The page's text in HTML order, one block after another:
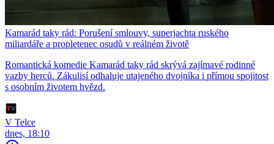
Kamarád taky rád: Porušení smlouvy, superjachta ruského
miliardáře a propletenec osudů v reálném životě
Romantická komedie Kamarád taky rád skrývá zajímavé rodinné
vazby herců. Zákulisí odhaluje utajeného dvojníka i přímou spojitost
s osobním životem hvězd.
V Telce
dnes, 18:10